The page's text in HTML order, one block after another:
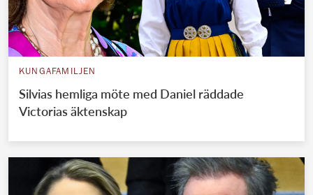
KUNGAFAMILJEN
Silvias hemliga möte med Daniel räddade
Victorias äktenskap